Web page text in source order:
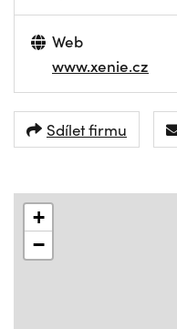
Web
www.xenie.cz
Sdílet firmu
+
−